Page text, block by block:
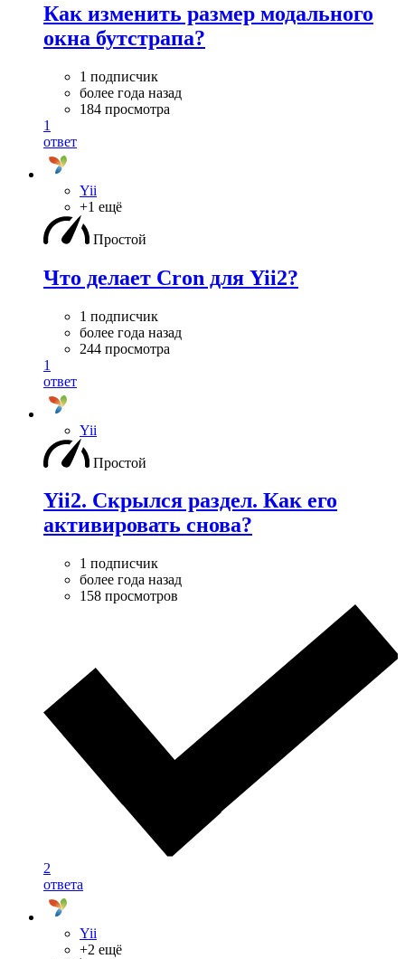
Как изменить размер модального
окна бутстрапа?
1 подписчик
более года назад
184 просмотра
1
ответ
Yii
+1 ещё
Простой
Что делает Cron для Yii2?
1 подписчик
более года назад
244 просмотра
1
ответ
Yii
Простой
Yii2. Скрылся раздел. Как его
активировать снова?
1 подписчик
более года назад
158 просмотров
2
ответа
Yii
+2 ещё